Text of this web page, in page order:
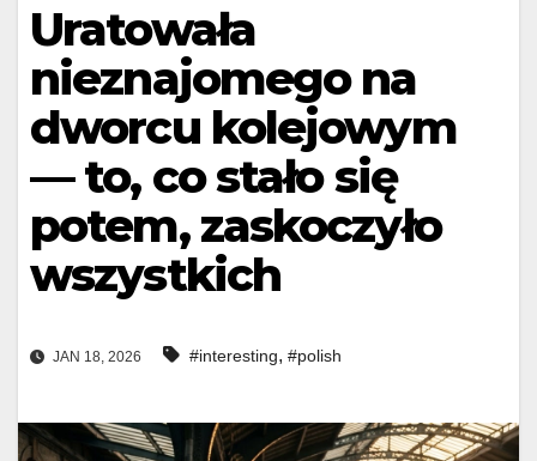
Uratowała
nieznajomego na
dworcu kolejowym
— to, co stało się
potem, zaskoczyło
wszystkich
JAN 18, 2026 #interesting, #polish